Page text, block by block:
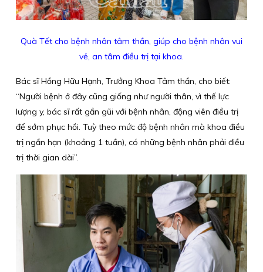
Quà Tết cho bệnh nhân tâm thần, giúp cho bệnh nhân vui
vẻ, an tâm điều trị tại khoa.
Bác sĩ Hồng Hữu Hạnh, Trưởng Khoa Tâm thần, cho biết:
“Người bệnh ở đây cũng giống như người thân, vì thế lực
lượng y, bác sĩ rất gần gũi với bệnh nhân, động viên điều trị
để sớm phục hồi. Tuỳ theo mức độ bệnh nhân mà khoa điều
trị ngắn hạn (khoảng 1 tuần), có những bệnh nhân phải điều
trị thời gian dài”.